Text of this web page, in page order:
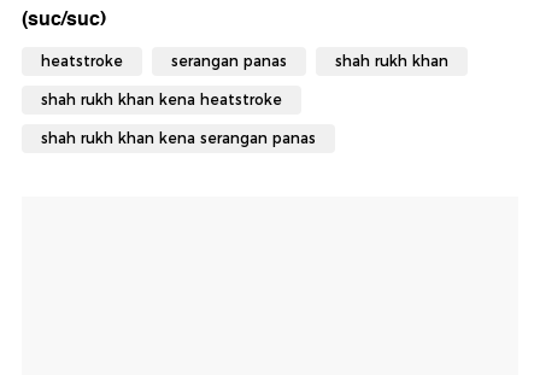
(suc/suc)
heatstroke serangan panas shah rukh khan
shah rukh khan kena heatstroke
shah rukh khan kena serangan panas